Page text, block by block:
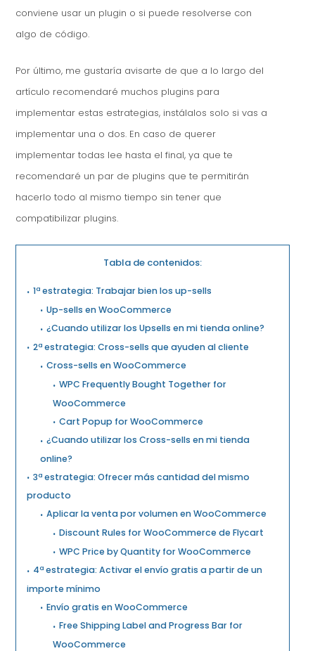
conviene usar un plugin o si puede resolverse con
algo de código.
Por último, me gustaría avisarte de que a lo largo del
artículo recomendaré muchos plugins para
implementar estas estrategias, instálalos solo si vas a
implementar una o dos. En caso de querer
implementar todas lee hasta el final, ya que te
recomendaré un par de plugins que te permitirán
hacerlo todo al mismo tiempo sin tener que
compatibilizar plugins.
Tabla de contenidos:
1ª estrategia: Trabajar bien los up-sells
Up-sells en WooCommerce
¿Cuando utilizar los Upsells en mi tienda online?
2ª estrategia: Cross-sells que ayuden al cliente
Cross-sells en WooCommerce
WPC Frequently Bought Together for
WooCommerce
Cart Popup for WooCommerce
¿Cuando utilizar los Cross-sells en mi tienda
online?
3ª estrategia: Ofrecer más cantidad del mismo
producto
Aplicar la venta por volumen en WooCommerce
Discount Rules for WooCommerce de Flycart
WPC Price by Quantity for WooCommerce
4ª estrategia: Activar el envío gratis a partir de un
importe mínimo
Envío gratis en WooCommerce
Free Shipping Label and Progress Bar for
WooCommerce